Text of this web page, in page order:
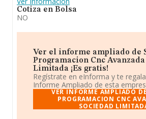
Cotiza en Bolsa
NO
Ver el informe ampliado de
Programacion Cnc
Limitada ¡Es gratis!
Regístrate en eInforma y te
Informe Ampliado de esta
VER INFORME AMPLIADO
PROGRAMACION CNC
SOCIEDAD